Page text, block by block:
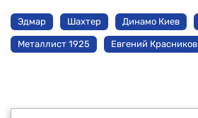
Эдмар Шахтер Динамо Киев
Металлист 1925 Евгений Красников